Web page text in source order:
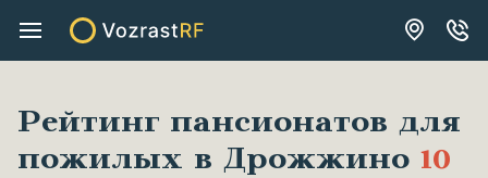
Рейтинг пансионатов для
пожилых в Дрожжино 10